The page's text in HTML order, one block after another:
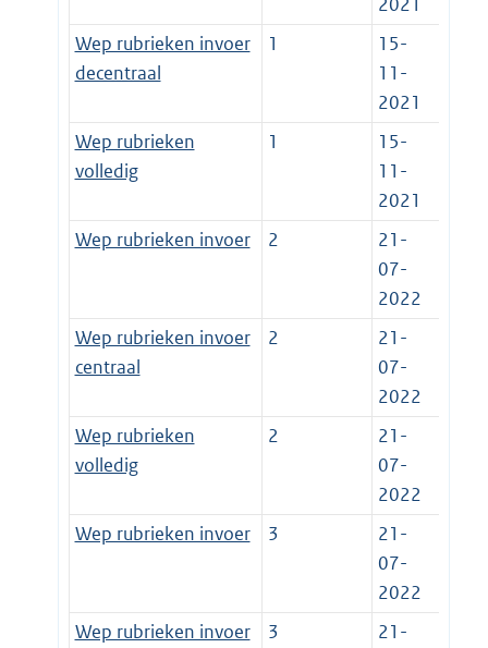
Wep rubrieken invoer
decentraal
1
15-
11-
2021
Wep rubrieken
volledig
1
15-
11-
2021
Wep rubrieken invoer
2
21-
07-
2022
Wep rubrieken invoer
centraal
2
21-
07-
2022
Wep rubrieken
volledig
2
21-
07-
2022
Wep rubrieken invoer
3
21-
07-
2022
Wep rubrieken invoer
3
21-